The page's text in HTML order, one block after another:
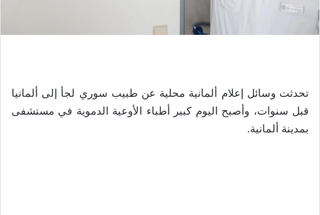
تحدثت وسائل إعلام ألمانية محلية عن طبيب سوري لجأ إلى ألمانيا
قبل سنوات، وأصبح اليوم كبير أطباء الأوعية الدموية في مستشفى
بمدينة ألمانية.